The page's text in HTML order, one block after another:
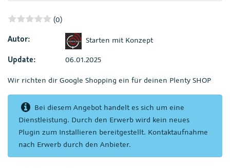
(0)
Autor:
Starten mit Konzept
Update:
06.01.2025
Wir richten dir Google Shopping ein für deinen Plenty SHOP
Bei diesem Angebot handelt es sich um eine
Dienstleistung. Durch den Erwerb wird kein neues
Plugin zum Installieren bereitgestellt. Kontaktaufnahme
nach Erwerb durch den Anbieter.